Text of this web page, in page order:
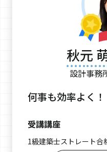
秋元
設計事務
何事も効率よく！
受講講座
1級建築士ストレート合